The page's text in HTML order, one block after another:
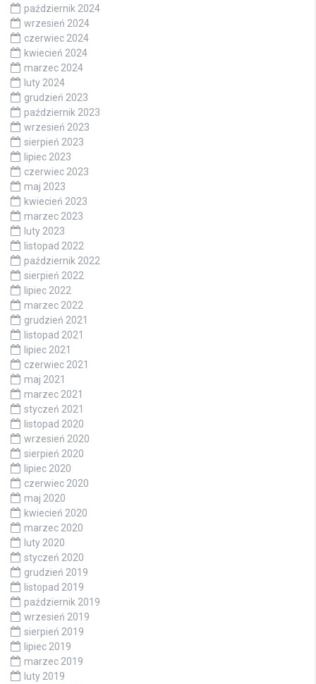
październik 2024
wrzesień 2024
czerwiec 2024
kwiecień 2024
marzec 2024
luty 2024
grudzień 2023
październik 2023
wrzesień 2023
sierpień 2023
lipiec 2023
czerwiec 2023
maj 2023
kwiecień 2023
marzec 2023
luty 2023
listopad 2022
październik 2022
sierpień 2022
lipiec 2022
marzec 2022
grudzień 2021
listopad 2021
lipiec 2021
czerwiec 2021
maj 2021
marzec 2021
styczeń 2021
listopad 2020
wrzesień 2020
sierpień 2020
lipiec 2020
czerwiec 2020
maj 2020
kwiecień 2020
marzec 2020
luty 2020
styczeń 2020
grudzień 2019
listopad 2019
październik 2019
wrzesień 2019
sierpień 2019
lipiec 2019
marzec 2019
luty 2019